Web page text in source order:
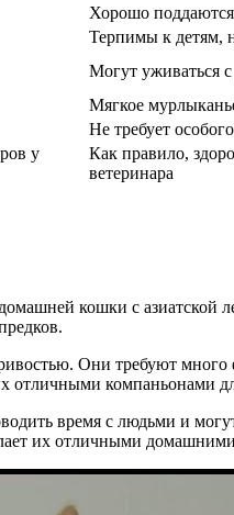
Хорошо поддаются
Терпимы к детям,
Могут уживаться
Мягкое
Не требует
у
Как правило,
ветеринара
кошки с
Они требуют
отличными компаньонами
время с людьми и
их отличными